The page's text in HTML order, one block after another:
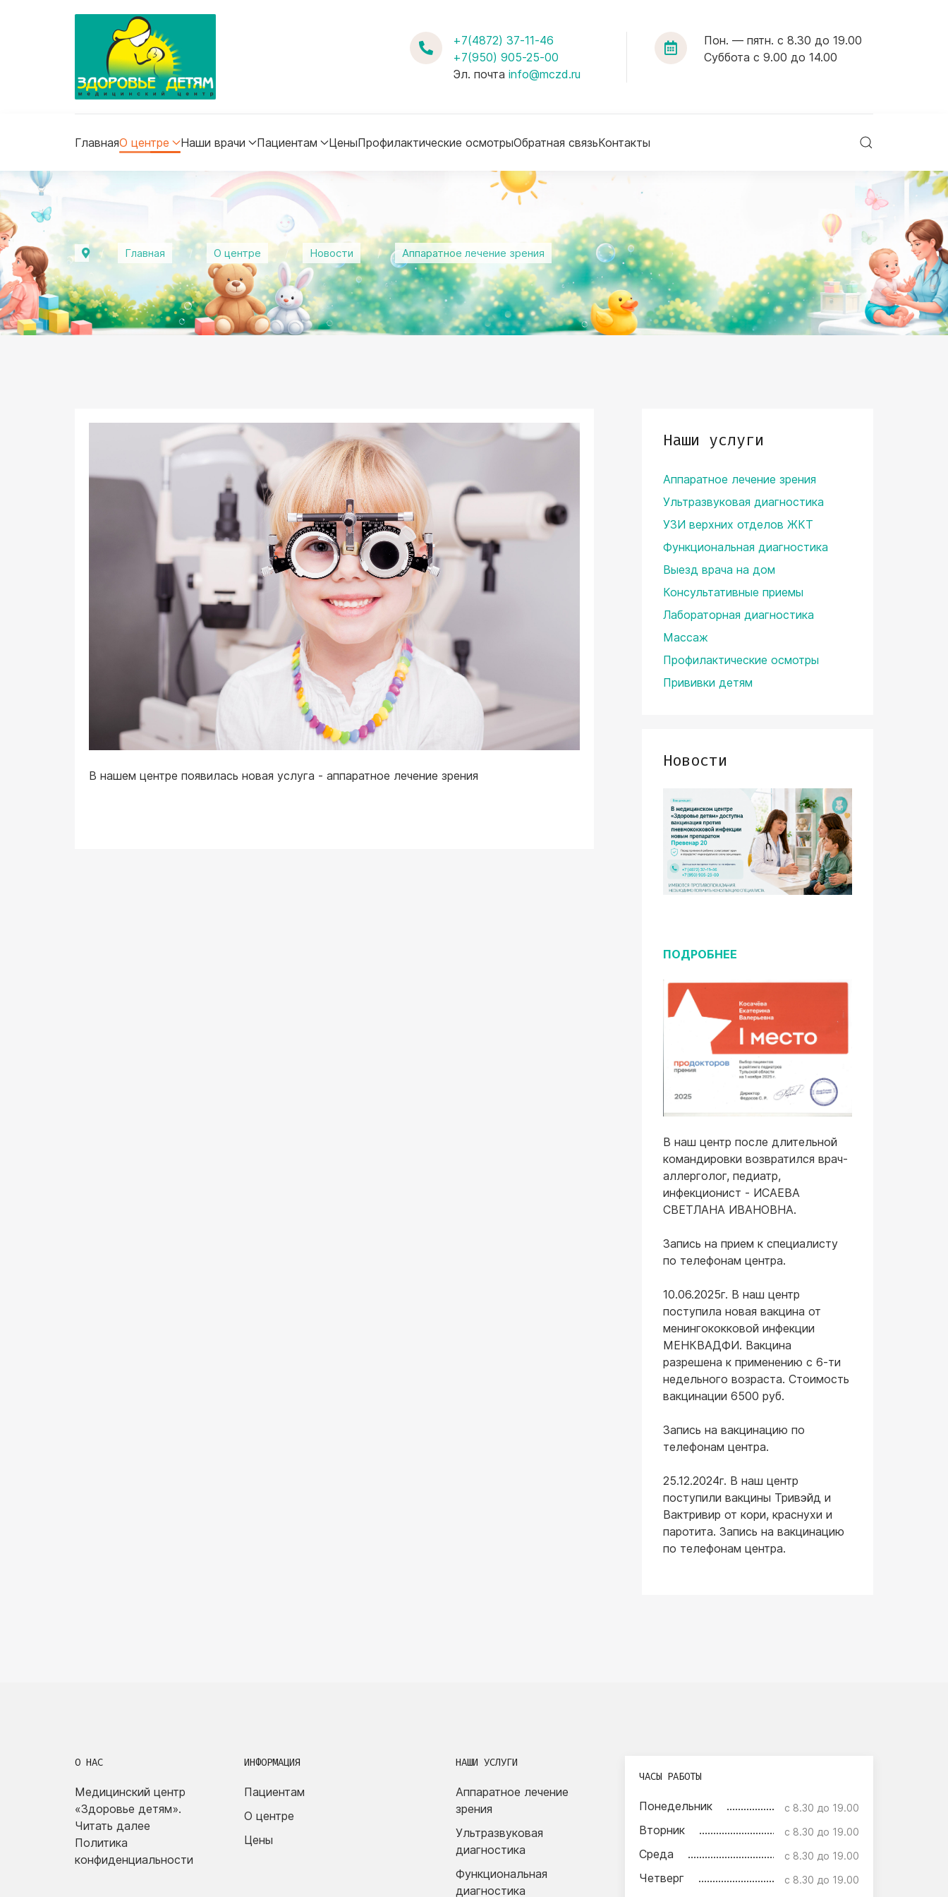
+7(4872) 37-11-46
+7(950) 905-25-00
Эл. почтаinfo@mczd.ru
Пон. — пятн. с 8.30 до 19.00
Суббота с 9.00 до 14.00
ГлавнаяО центре Наши врачи Пациентам ЦеныПрофилактические осмотрыОбратная связьКонтакты
Главная О центре Новости Аппаратное лечение зрения
В нашем центре появилась новая услуга - аппаратное лечение зрения
Наши услуги
Аппаратное лечение зрения
Ультразвуковая диагностика
УЗИ верхних отделов ЖКТ
Функциональная диагностика
Выезд врача на дом
Консультативные приемы
Лабораторная диагностика
Массаж
Профилактические осмотры
Прививки детям
Новости
ПОДРОБНЕЕ
В наш центр после длительной
командировки возвратился врач-
аллерголог, педиатр,
инфекционист - ИСАЕВА
СВЕТЛАНА ИВАНОВНА.
Запись на прием к специалисту
по телефонам центра.
10.06.2025г. В наш центр
поступила новая вакцина от
менингококковой инфекции
МЕНКВАДФИ. Вакцина
разрешена к применению с 6-ти
недельного возраста. Стоимость
вакцинации 6500 руб.
Запись на вакцинацию по
телефонам центра.
25.12.2024г. В наш центр
поступили вакцины Тривэйд и
Вактривир от кори, краснухи и
паротита. Запись на вакцинацию
по телефонам центра.
О НАС
Медицинский центр
«Здоровье детям».
Читать далее
Политика
конфиденциальности
ИНФОРМАЦИЯ
Пациентам
О центре
Цены
НАШИ УСЛУГИ
Аппаратное лечение
зрения
Ультразвуковая
диагностика
Функциональная
диагностика
ЧАСЫ РАБОТЫ
Понедельник с 8.30 до 19.00
Вторник с 8.30 до 19.00
Среда с 8.30 до 19.00
Четверг с 8.30 до 19.00